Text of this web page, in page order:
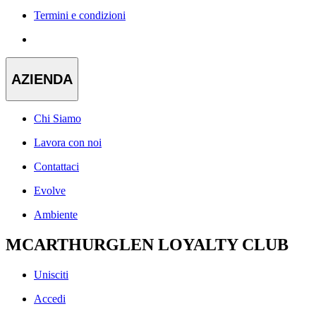
Termini e condizioni
AZIENDA
Chi Siamo
Lavora con noi
Contattaci
Evolve
Ambiente
MCARTHURGLEN LOYALTY CLUB
Unisciti
Accedi